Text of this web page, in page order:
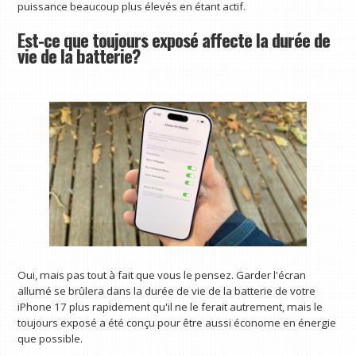
puissance beaucoup plus élevés en étant actif.
Est-ce que toujours exposé affecte la durée de
vie de la batterie?
Oui, mais pas tout à fait que vous le pensez. Garder l'écran
allumé se brûlera dans la durée de vie de la batterie de votre
iPhone 17 plus rapidement qu'il ne le ferait autrement, mais le
toujours exposé a été conçu pour être aussi économe en énergie
que possible.